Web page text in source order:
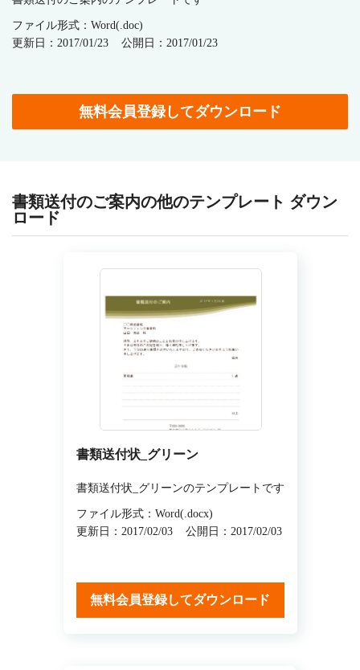
ファイル形式：Word(.doc)
更新日：2017/01/23
公開日：2017/01/23
無料会員登録してダウンロード
書類送付のご案内の他のテンプレート ダウン
ロード
書類送付状_グリーン
書類送付状_グリーンのテンプレートです
ファイル形式：Word(.docx)
更新日：2017/02/03
公開日：2017/02/03
無料会員登録してダウンロード